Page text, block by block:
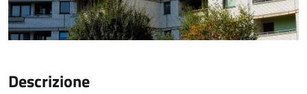
Descrizione